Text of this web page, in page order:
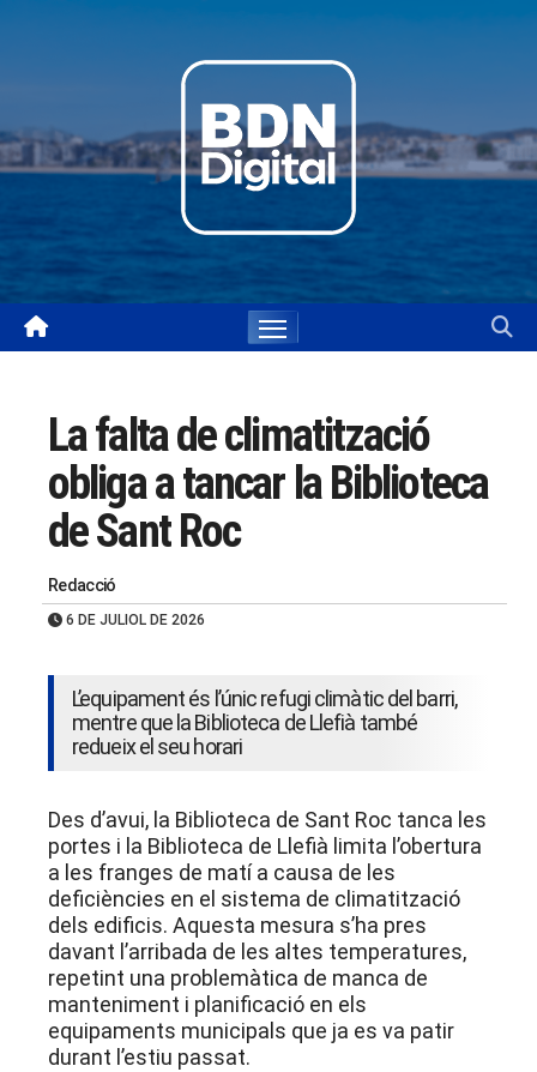
La falta de climatització
obliga a tancar la Biblioteca
de Sant Roc
Redacció
6 DE JULIOL DE 2026
L’equipament és l’únic refugi climàtic del barri,
mentre que la Biblioteca de Llefià també
redueix el seu horari
Des d’avui, la Biblioteca de Sant Roc tanca les
portes i la Biblioteca de Llefià limita l’obertura
a les franges de matí a causa de les
deficiències en el sistema de climatització
dels edificis. Aquesta mesura s’ha pres
davant l’arribada de les altes temperatures,
repetint una problemàtica de manca de
manteniment i planificació en els
equipaments municipals que ja es va patir
durant l’estiu passat.